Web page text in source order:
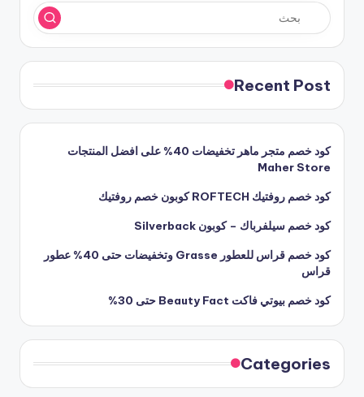
Recent Post
كود خصم متجر ماهر تخفيضات 40% على افضل المنتجات
Maher Store
كود خصم روفتيك ROFTECH كوبون خصم روفتيك
كود خصم سيلفرباك – كوبون Silverback
كود خصم قراس للعطور Grasse وتخفيضات حتى 40% عطور
قراس
كود خصم بيوتي فاكت Beauty Fact حتى 30%
Categories